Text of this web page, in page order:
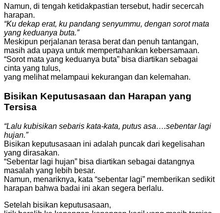
Namun, di tengah ketidakpastian tersebut, hadir secercah
harapan.
“Ku dekap erat, ku pandang senyummu, dengan sorot mata
yang keduanya buta.”
Meskipun perjalanan terasa berat dan penuh tantangan,
masih ada upaya untuk mempertahankan kebersamaan.
“Sorot mata yang keduanya buta” bisa diartikan sebagai
cinta yang tulus,
yang melihat melampaui kekurangan dan kelemahan.
Bisikan Keputusasaan dan Harapan yang
Tersisa
“Lalu kubisikan sebaris kata-kata, putus asa….sebentar lagi
hujan.”
Bisikan keputusasaan ini adalah puncak dari kegelisahan
yang dirasakan.
“Sebentar lagi hujan” bisa diartikan sebagai datangnya
masalah yang lebih besar.
Namun, menariknya, kata “sebentar lagi” memberikan sedikit
harapan bahwa badai ini akan segera berlalu.
Setelah bisikan keputusasaan,